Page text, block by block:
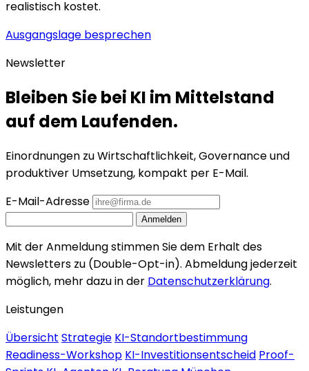
realistisch kostet.
Ausgangslage besprechen
Newsletter
Bleiben Sie bei KI im Mittelstand
auf dem Laufenden.
Einordnungen zu Wirtschaftlichkeit, Governance und
produktiver Umsetzung, kompakt per E-Mail.
E-Mail-Adresse
Anmelden
Mit der Anmeldung stimmen Sie dem Erhalt des
Newsletters zu (Double-Opt-in). Abmeldung jederzeit
möglich, mehr dazu in der Datenschutzerklärung.
Leistungen
Übersicht Strategie KI-Standortbestimmung
Readiness-Workshop KI-Investitionsentscheid Proof-